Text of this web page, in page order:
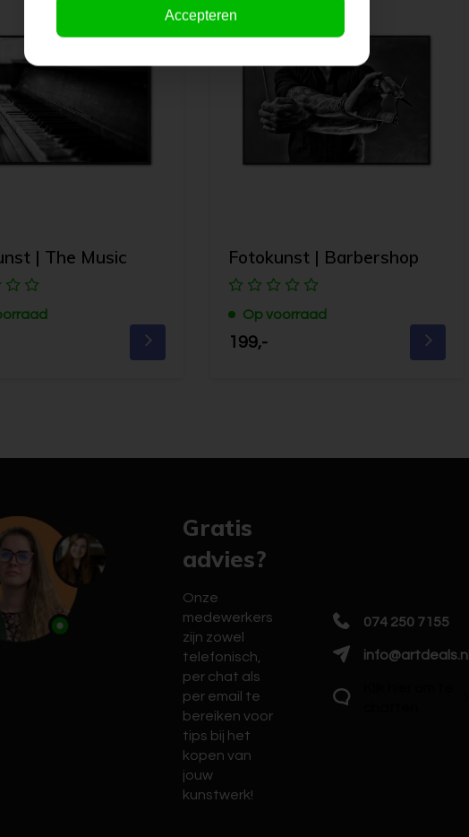
| The Music Fotokunst | Barbershop
Op voorraad
199,-
Gratis
advies?
Onze
medewerkers
zijn zowel
telefonisch,
per chat als
per email te
bereiken voor
tips bij het
kopen van
jouw
kunstwerk!
074 250 7155
info@artdeals.nl
Accepteren